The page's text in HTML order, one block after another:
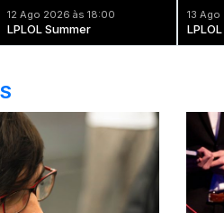
12 Ago 2026 às 18:00
LPLOL Summer
13